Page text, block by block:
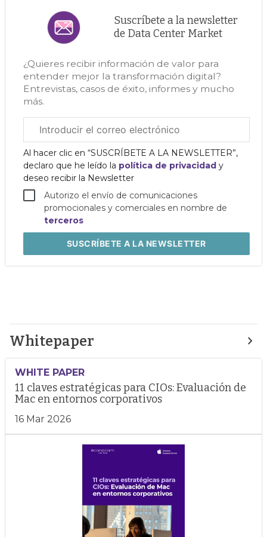
Suscríbete a la newsletter
de Data Center Market
¿Quieres recibir información de valor para
entender mejor la transformación digital?
Entrevistas, casos de éxito, informes y mucho
más.
electrónico
corporativo
Al hacer clic en “SUSCRÍBETE A LA NEWSLETTER”,
declaro que he leído la política de privacidad y
deseo recibir la Newsletter
Autorizo el envío de comunicaciones
promocionales y comerciales en nombre de
terceros
SUSCRÍBETEA LA NEWSLETTER
Whitepaper
WHITE PAPER
11 claves estratégicas para CIOs: Evaluación de
Mac en entornos corporativos
16 Mar 2026